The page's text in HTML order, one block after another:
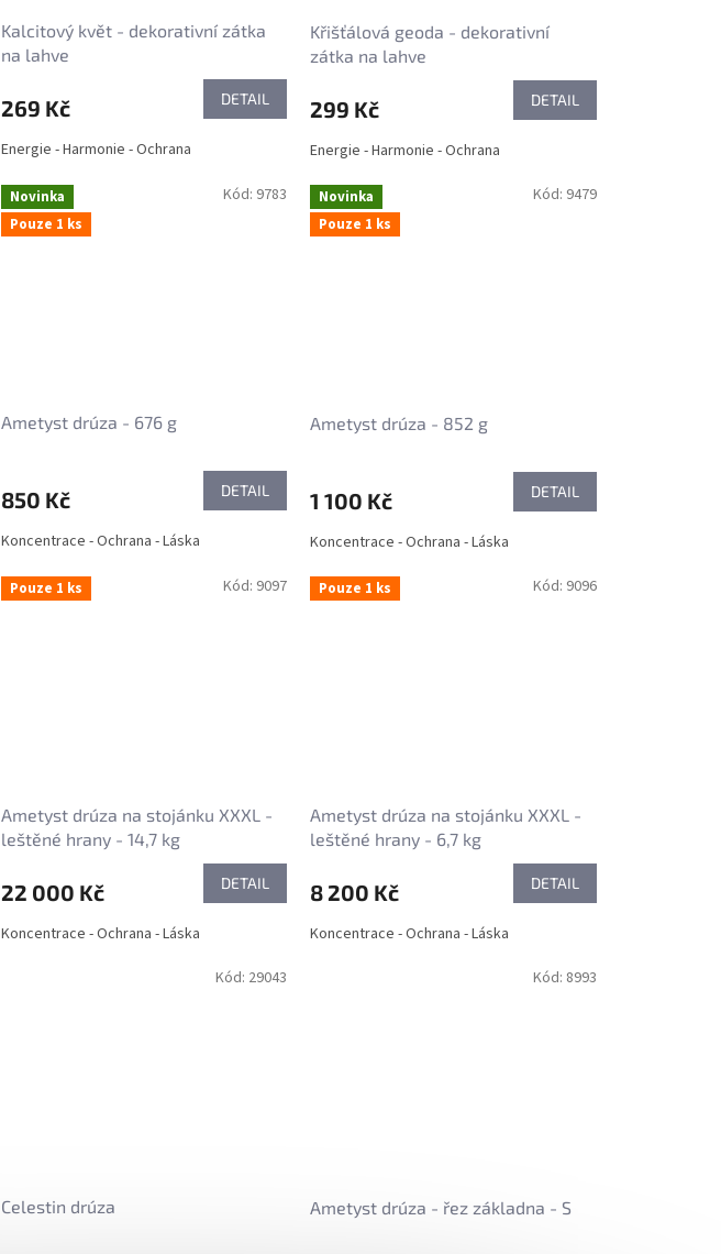
Kalcitový květ - dekorativní zátka
na lahve
269 Kč DETAIL
Energie - Harmonie - Ochrana
Křišťálová geoda - dekorativní
zátka na lahve
299 Kč DETAIL
Energie - Harmonie - Ochrana
Novinka
Pouze 1 ks
Ametyst drúza - 676 g
850 Kč DETAIL
Koncentrace - Ochrana - Láska
Kód: 9783
Novinka
Pouze 1 ks
Ametyst drúza - 852 g
1 100 Kč DETAIL
Koncentrace - Ochrana - Láska
Kód: 9479
Pouze 1 ks
Ametyst drúza na stojánku XXXL -
leštěné hrany - 14,7 kg
22 000 Kč DETAIL
Koncentrace - Ochrana - Láska
Kód: 9097 Pouze 1 ks
Ametyst drúza na stojánku XXXL -
leštěné hrany - 6,7 kg
8 200 Kč DETAIL
Koncentrace - Ochrana - Láska
Kód: 9096
Celestin drúza
Kód: 29043
Ametyst drúza - řez základna - S
Kód: 8993